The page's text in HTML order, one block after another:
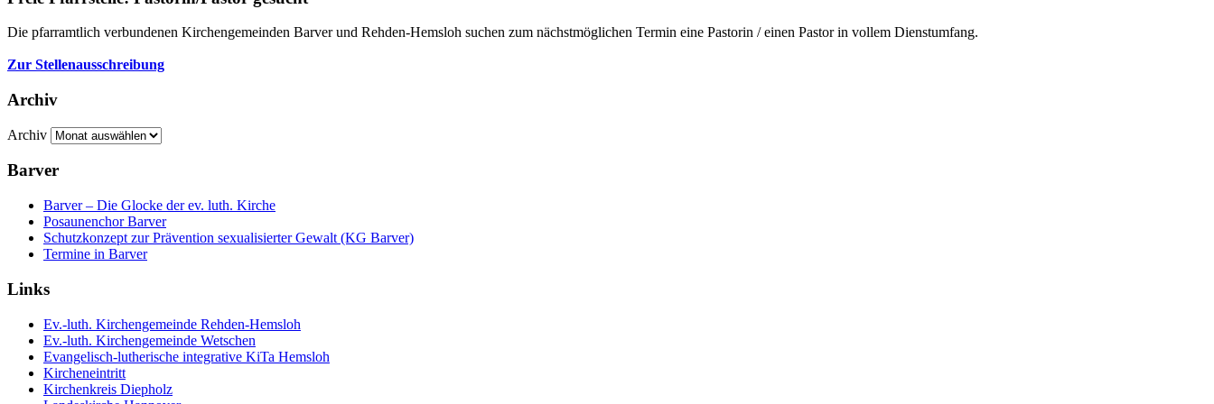
Die pfarramtlich verbundenen Kirchengemeinden Barver und Rehden-Hemsloh suchen zum nächstmöglichen Termin eine Pastorin / einen Pastor in vollem Dienstumfang.
Zur Stellenausschreibung
Archiv
Archiv
Barver
Barver – Die Glocke der ev. luth. Kirche
Posaunenchor Barver
Schutzkonzept zur Prävention sexualisierter Gewalt (KG Barver)
Termine in Barver
Links
Ev.-luth. Kirchengemeinde Rehden-Hemsloh
Ev.-luth. Kirchengemeinde Wetschen
Evangelisch-lutherische integrative KiTa Hemsloh
Kircheneintritt
Kirchenkreis Diepholz